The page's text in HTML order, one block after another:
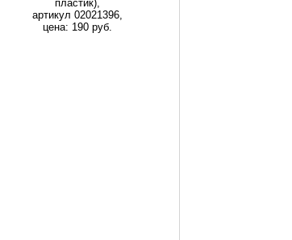
пластик),
артикул 02021396,
цена: 190 руб.